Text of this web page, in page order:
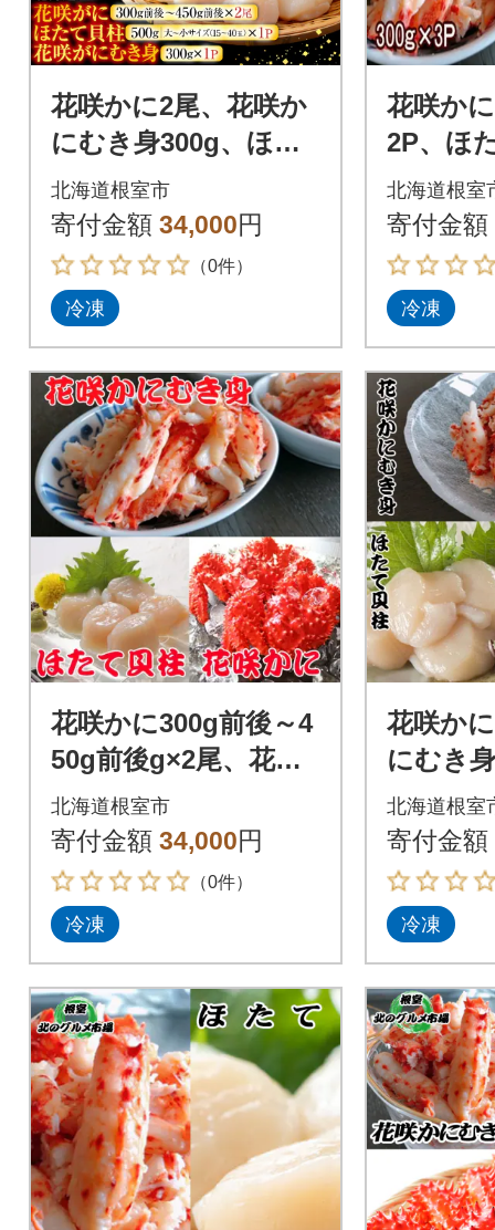
花咲かに2尾、花咲か
にむき身300g、ほた
て貝柱500g F-30002
北海道根室市
寄付金額 34,000円
（0件）
冷凍
花咲か
2P、ほ
2Pセッ
北海道根室
寄付金額
冷凍
花咲かに300g前後～4
50g前後g×2尾、花咲
かにむき身300g、ほ
たて500g F-36002
北海道根室市
寄付金額 34,000円
（0件）
冷凍
花咲か
にむき
て貝柱
北海道根室
寄付金額
冷凍